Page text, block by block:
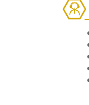
申
辦